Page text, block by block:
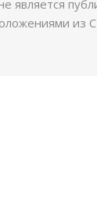
является
из